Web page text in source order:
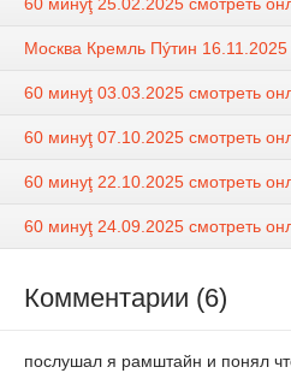
Москва Кремль Пýтин 16.11.2025
60 минуţ 03.03.2025 смотреть
60 минуţ 07.10.2025 смотреть
60 минуţ 22.10.2025 смотреть
60 минуţ 24.09.2025 смотреть
Комментарии (6)
послушал я рамштайн и понял